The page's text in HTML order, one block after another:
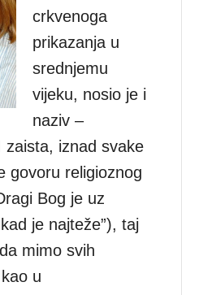
crkvenoga
prikazanja u
srednjemu
vijeku, nosio je i
naziv –
zaista, iznad svake
govoru religioznog
Bog je uz
je najteže”), taj
mimo svih
u